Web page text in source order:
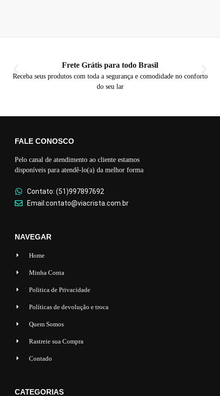
Frete Grátis para todo Brasil
Receba seus produtos com toda a segurança e comodidade no conforto
do seu lar
FALE CONOSCO
Pelo canal de atendimento ao cliente estamos
disponíveis para atendê-lo(a) da melhor forma
Contato: (51)997897692
Email:contato@viacrista.com.br
NAVEGAR
Home
Minha Conta
Politica de Privacidade
Políticas de devolução e troca
Quem Somos
Rastreie sua Compra
Contado
CATEGORIAS